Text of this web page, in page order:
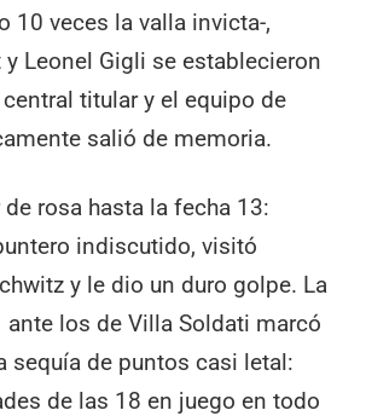
10 veces la valla invicta-,
Leonel Gigli se establecieron
titular y el equipo de
salió de memoria.
rosa hasta la fecha 13:
indiscutido, visitó
y le dio un duro golpe. La
ante los de Villa Soldati marcó
sequía de puntos casi letal:
de las 18 en juego en todo